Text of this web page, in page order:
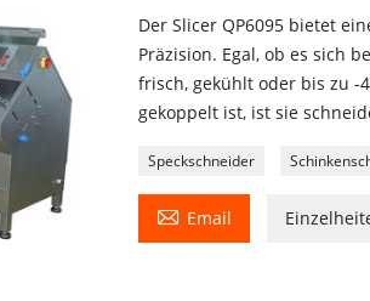
Der Slicer QP6095 bietet
Präzision. Egal, ob es sich
frisch, gekühlt oder bis zu -
gekoppelt ist, ist sie
Speckschneider
 Email